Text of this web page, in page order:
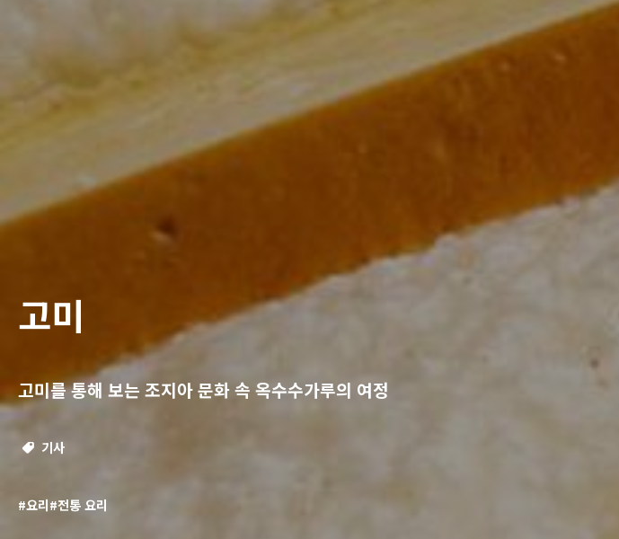
고미
고미를 통해 보는 조지아 문화 속 옥수수가루의 여정
기사
#요리#전통 요리